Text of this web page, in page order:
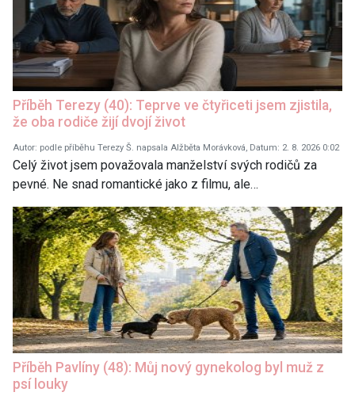
Příběh Terezy (40): Teprve ve čtyřiceti jsem zjistila,
že oba rodiče žijí dvojí život
Autor: podle příběhu Terezy Š. napsala Alžběta Morávková, Datum: 2. 8. 2026 0:02
Celý život jsem považovala manželství svých rodičů za
pevné. Ne snad romantické jako z filmu, ale…
Příběh Pavlíny (48): Můj nový gynekolog byl muž z
psí louky